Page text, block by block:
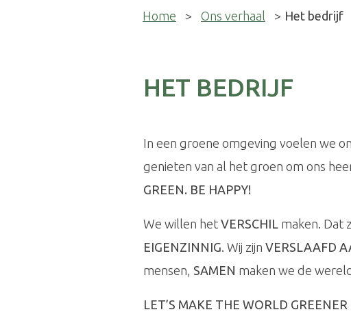
Home > Ons verhaal > Het bedrijf
HET BEDRIJF
In een groene omgeving voelen we
genieten van al het groen om ons
GREEN. BE HAPPY!
We willen het VERSCHIL maken. Dat
EIGENZINNIG. Wij zijn VERSLAAFD
mensen, SAMEN maken we de
LET’S MAKE THE WORLD